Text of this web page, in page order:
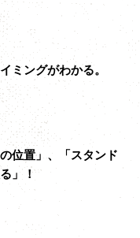
ミングがわかる。
位置」、「スタンド
」！